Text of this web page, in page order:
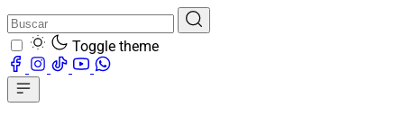
Toggle theme